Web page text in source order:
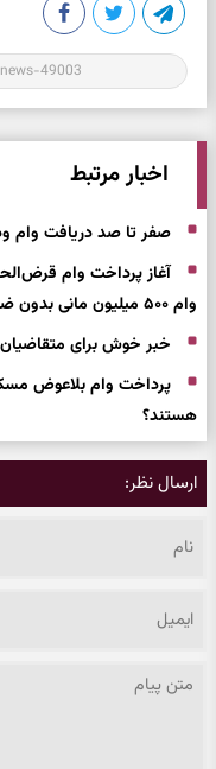
اخبار مرتبط
صفر تا صد دریافت وام
وام ۵۰۰ میلیون مانی بدون ضامن به یارانه بگیران
خبر خوش برای
پرداخت وام بلاعوض
هستند؟
ارسال نظر: